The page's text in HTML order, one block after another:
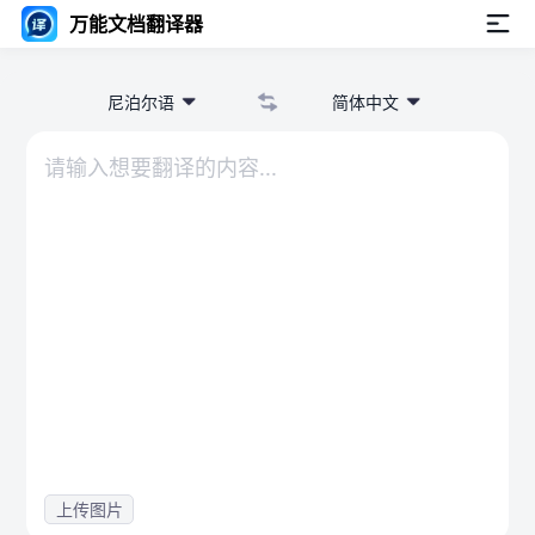
万能文档翻译器
尼泊尔语 简体中文
上传图片